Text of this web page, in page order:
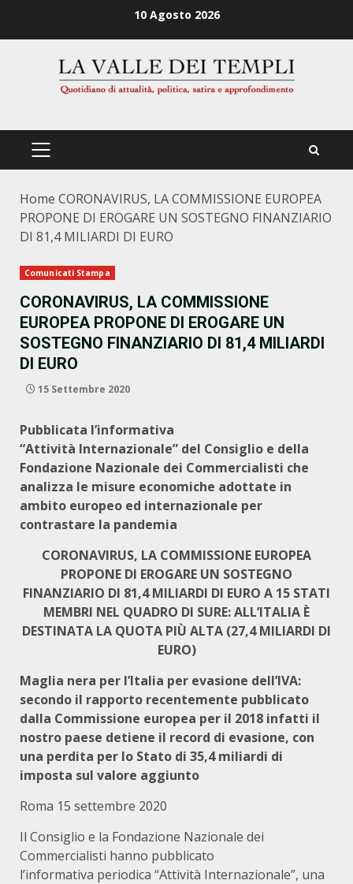
10 Agosto 2026
PRIMÄRES
Home CORONAVIRUS, LA COMMISSIONE EUROPEA
PROPONE DI EROGARE UN SOSTEGNO FINANZIARIO
DI 81,4 MILIARDI DI EURO
Comunicati Stampa
CORONAVIRUS, LA COMMISSIONE
EUROPEA PROPONE DI EROGARE UN
SOSTEGNO FINANZIARIO DI 81,4 MILIARDI
DI EURO
15 Settembre 2020
Pubblicata l’informativa
“Attività Internazionale” del Consiglio e della
Fondazione Nazionale dei Commercialisti che
analizza le misure economiche adottate in
ambito europeo ed internazionale per
contrastare la pandemia
CORONAVIRUS, LA COMMISSIONE EUROPEA
PROPONE DI EROGARE UN SOSTEGNO
FINANZIARIO DI 81,4 MILIARDI DI EURO A 15 STATI
MEMBRI NEL QUADRO DI SURE: ALL’ITALIA È
DESTINATA LA QUOTA PIÙ ALTA (27,4 MILIARDI DI
EURO)
Maglia nera per l’Italia per evasione dell’IVA:
secondo il rapporto recentemente pubblicato
dalla Commissione europea per il 2018 infatti il
nostro paese detiene il record di evasione, con
una perdita per lo Stato di 35,4 miliardi di
imposta sul valore aggiunto
Roma 15 settembre 2020
Il Consiglio e la Fondazione Nazionale dei
Commercialisti hanno pubblicato
l’informativa periodica “Attività Internazionale”, una